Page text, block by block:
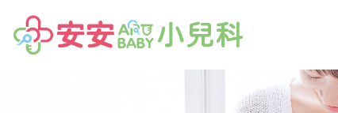
高雄小兒科,高雄婦產科,高雄試管嬰兒,安安試管嬰兒,不孕症檢查,人工受